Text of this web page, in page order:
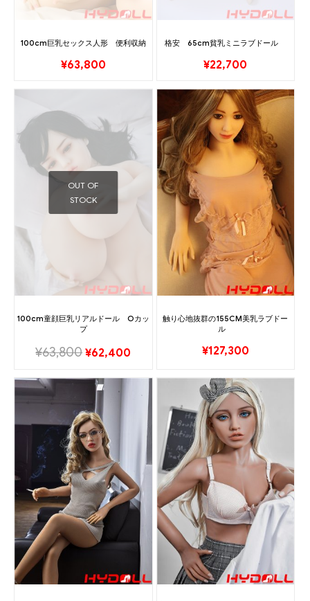
100cm巨乳セックス人形 便利収納
¥63,800
格安 65cm貧乳ミニラブドール
¥22,700
OUT OF
STOCK
100cm童顔巨乳リアルドール Oカッ
プ
¥63,800 ¥62,400
触り心地抜群の155CM美乳ラブドー
ル
¥127,300